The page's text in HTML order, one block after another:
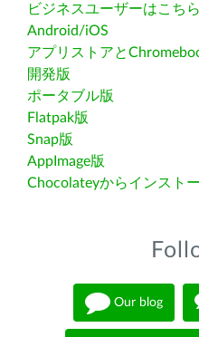
ビジネスユーザーはこちら
Android/iOS
アプリストアと
開発版
ポータブル版
Flatpak版
Snap版
AppImage版
Chocolateyからインスト
Our blog